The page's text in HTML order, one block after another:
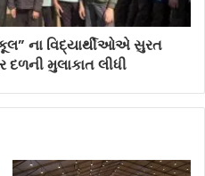
ના વિદ્યાર્થીઓએ સુરત
દળની મુલાકાત લીધી